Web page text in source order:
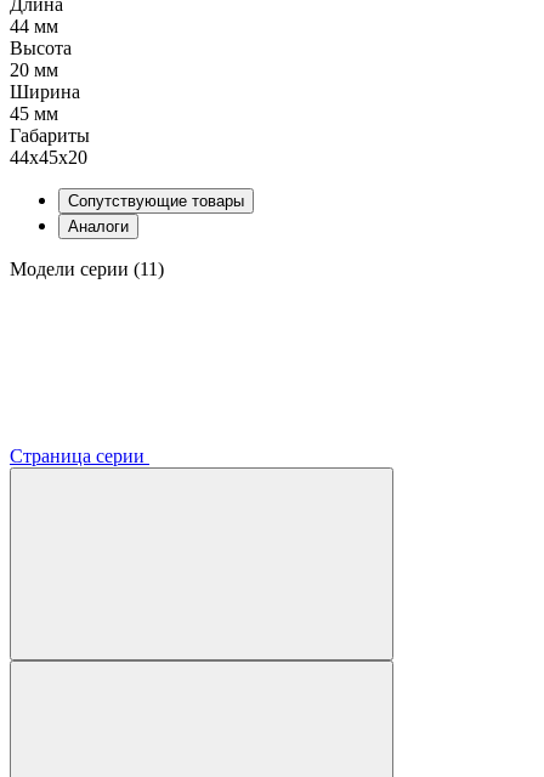
44 мм
Высота
20 мм
Ширина
45 мм
Габариты
44x45x20
Сопутствующие товары
Аналоги
Модели серии (11)
Страница серии